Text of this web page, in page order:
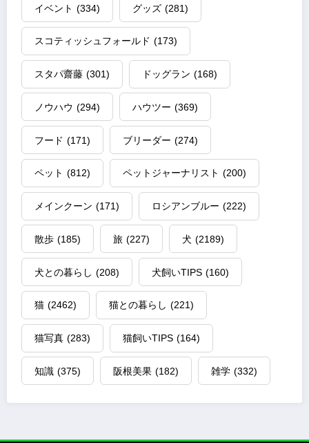
イベント (334) グッズ (281)
スコティッシュフォールド (173)
スタパ齋藤 (301) ドッグラン (168)
ノウハウ (294) ハウツー (369)
フード (171) ブリーダー (274)
ペット (812) ペットジャーナリスト (200)
メインクーン (171) ロシアンブルー (222)
散歩 (185) 旅 (227) 犬 (2189)
犬との暮らし (208) 犬飼いTIPS (160)
猫 (2462) 猫との暮らし (221)
猫写真 (283) 猫飼いTIPS (164)
知識 (375) 阪根美果 (182) 雑学 (332)